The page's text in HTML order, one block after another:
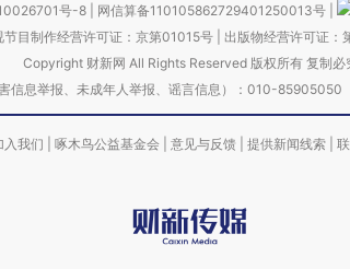
号-8 网信算备110105862729401250013号
节目制作经营许可证：京第01015号| 出版物经营许可证：
Copyright 财新网 All Rights Reserved 版权所有 复制必
信息举报、未成年人举报、谣言信息）：010-
入我们 啄木鸟公益基金会 意见与反馈 提供新闻线索